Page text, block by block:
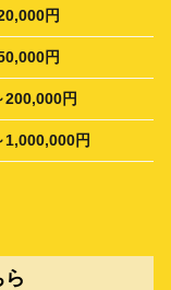
円
円
200,000円
1,000,000円